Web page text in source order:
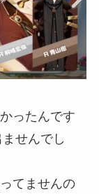
ったんです
せんでし
てませんの